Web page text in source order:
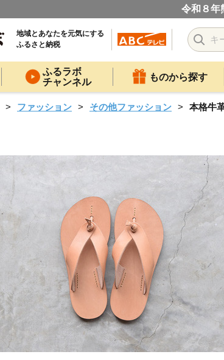
令和８年
地域とあなたを元気にする
ふるさと納税
ふるラボ
チャンネル
ものから探す
ファッション その他ファッション 本格牛